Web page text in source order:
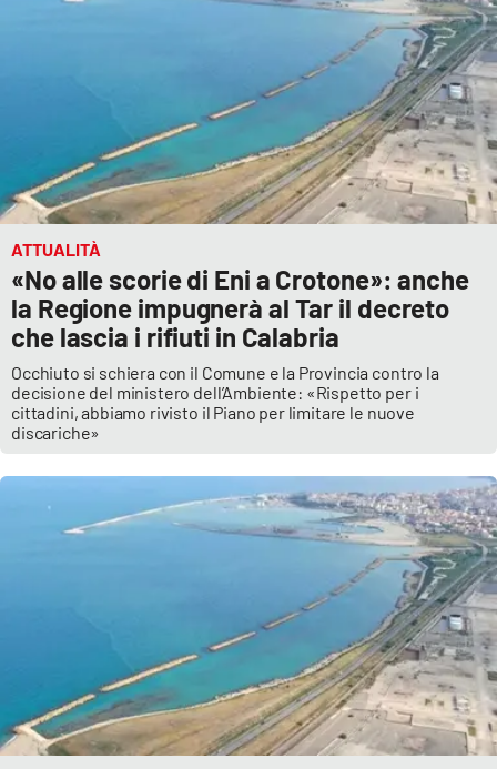
ATTUALITÀ
«No alle scorie di Eni a Crotone»: anche
la Regione impugnerà al Tar il decreto
che lascia i rifiuti in Calabria
Occhiuto si schiera con il Comune e la Provincia contro la
decisione del ministero dell’Ambiente: «Rispetto per i
cittadini, abbiamo rivisto il Piano per limitare le nuove
discariche»